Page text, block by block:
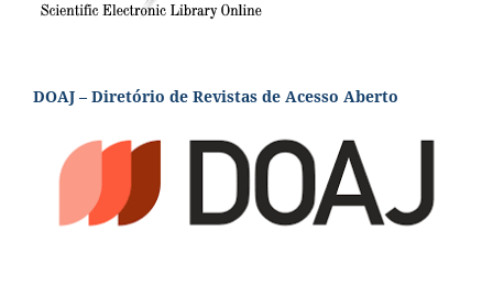
DOAJ – Diretório de Revistas de Acesso Aberto